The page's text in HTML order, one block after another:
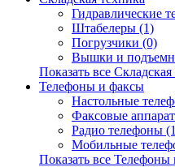
Гидравлические
Штабелеры (1)
Погрузчики (0)
Вышки и
Показать все Складская
Телефоны и факсы
Настольные
Факсовые
Радио телефоны
Мобильные
Показать все